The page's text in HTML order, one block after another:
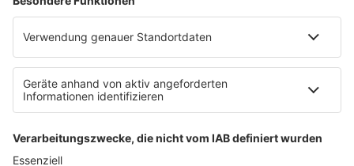
Berliner Rundfunk 91.4
94,3 RS2
KISS FM